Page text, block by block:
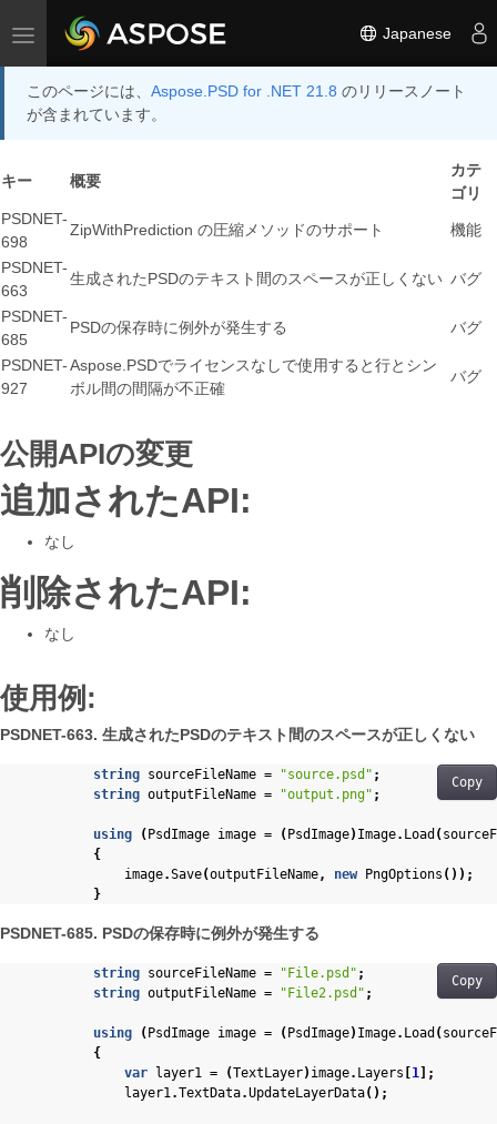
Toggle navigation Japanese
このページには、 Aspose.PSD for .NET 21.8 のリリースノート
が含まれています。
キー 概要
カテ
ゴリ
PSDNET-
698
ZipWithPrediction の圧縮メソッドのサポート 機能
PSDNET-
663
生成されたPSDのテキスト間のスペースが正しくない バグ
PSDNET-
685
PSDの保存時に例外が発生する バグ
PSDNET-
927
Aspose.PSDでライセンスなしで使用すると行とシン
ボル間の間隔が不正確
バグ
公開APIの変更
追加されたAPI:
なし
削除されたAPI:
なし
使用例:
PSDNET-663. 生成されたPSDのテキスト間のスペースが正しくない
Copy
string sourceFileName = "source.psd" ;
string outputFileName = "output.png" ;
using ( PsdImage image = ( PsdImage) Image. Load (
{
image.Save(outputFileName, new PngOptions ());
}
PSDNET-685. PSDの保存時に例外が発生する
Copy
string sourceFileName = "File.psd" ;
string outputFileName = "File2.psd" ;
using ( PsdImage image = ( PsdImage) Image. Load (
{
var
layer1 = (TextLayer) image. Layers 1 ];
layer1.TextData.UpdateLayerData();